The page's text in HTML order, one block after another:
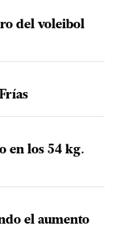
del voleibol
en los 54 kg.
el aumento